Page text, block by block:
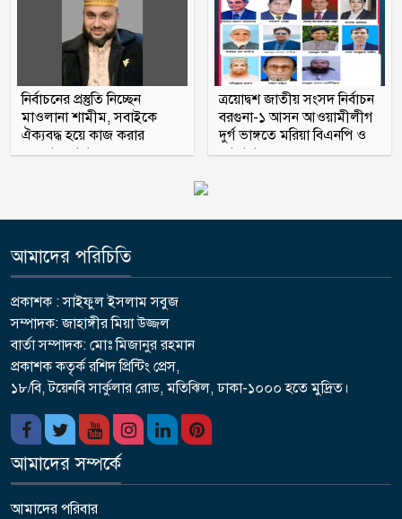
নির্বাচনের প্রস্তুতি নিচ্ছেন
মাওলানা শামীম, সবাইকে
ঐক্যবদ্ধ হয়ে কাজ করার
অহব্বান জানান
ত্রয়োদ্বশ জাতীয় সংসদ নির্বাচন
বরগুনা-১ আসন আওয়ামীলীগ
দুর্গ ভাঙ্গতে মরিয়া বিএনপি ও
জামায়াত
আমাদের পরিচিতি
প্রকাশক : সাইফুল ইসলাম সবুজ
সম্পাদক: জাহাঙ্গীর মিয়া উজ্জল
বার্তা সম্পাদক: মোঃ মিজানুর রহমান
প্রকাশক কতৃর্ক রশিদ প্রিন্টিং প্রেস,
১৮/বি, টয়েনবি সার্কুলার রোড, মতিঝিল, ঢাকা-১০০০ হতে মুদ্রিত।
আমাদের সম্পর্কে
আমাদের পরিবার